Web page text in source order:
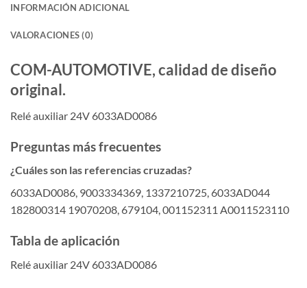
INFORMACIÓN ADICIONAL
VALORACIONES (0)
COM-AUTOMOTIVE, calidad de diseño
original.
Relé auxiliar 24V 6033AD0086
Preguntas más frecuentes
¿Cuáles son las referencias cruzadas?
6033AD0086, 9003334369, 1337210725, 6033AD044
182800314 19070208, 679104, 001152311 A0011523110
Tabla de aplicación
Relé auxiliar 24V 6033AD0086